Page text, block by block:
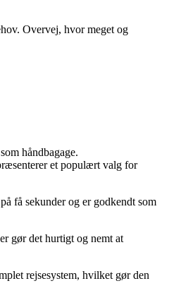
Overvej, hvor meget og
håndbagage.
et populært valg for
få sekunder og er godkendt som
gør det hurtigt og nemt at
rejsesystem, hvilket gør den